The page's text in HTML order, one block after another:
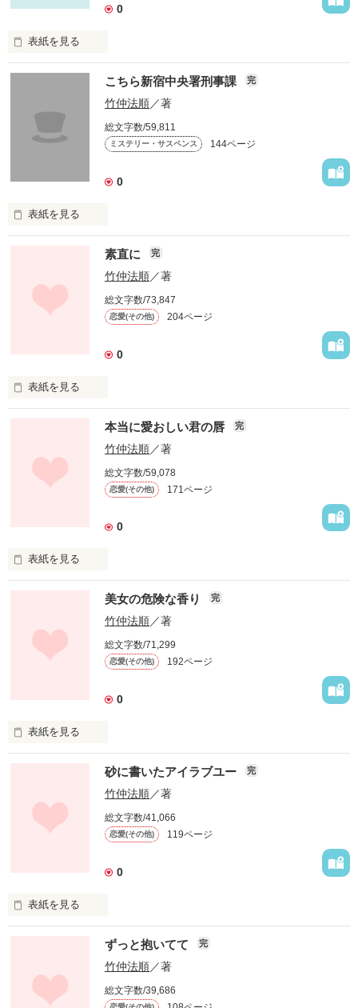
0
表紙を見る
二〇一一年四月、あたしは三月まで在籍していた開告大学文学
部の付属の院に進学した。一つ上の学年に先輩で恋人でもある
大岩謙太がいて、あたしたちは揃った形で院生となったのだ
が……。
本作は甘くも切ない青春群像劇です。どうぞよろしく！
こちら新宿中央署刑事課 完
竹仲法順／著
総文字数/59,811
ミステリー・サスペンス 144ページ
0
表紙を見る
二〇一一年一月三日の夜、新宿の目抜き通りにある前島実業の
ビル前で男性の変死体が発見された。出動要請を受けた新宿中
央署刑事課強行犯係の坂野や岩永、西谷らが他殺の線も含めて
素直に 完
竹仲法順／著
総文字数/73,847
恋愛(その他) 204ページ
0
表紙を見る
2010年の9月、僕と、同じ秋光大文学部にいる川島慧子は付き
合いながら、3年生であるにも関わらず就活をせずに大学院に
進学することをすでに決めつつあった。共にドイツ文学専攻の
僕たちは揃って院への進学を考えながら、日々歩み続けていた
のだが……。
本当に愛おしい君の唇 完
竹仲法順／著
総文字数/59,078
恋愛(その他) 171ページ
0
表紙を見る
昼間、新宿の商社で取締役として働く治登。四十代も後半を迎
え、たまたま企業間パーティーで知り合った、ＯＬで人妻の直
美と恋に落ちる。二人の育む愛の行方は一体……？
作品を読む
美女の危険な香り 完
竹仲法順／著
総文字数/71,299
恋愛(その他) 192ページ
0
表紙を見る
俺は六本木にある、オヤジから受け継いだ商社で社長をやって
いた。政略結婚させられた妻の優紀子には内緒で若い愛人の千
奈美と密会を繰り返していたのだが……。
本作は書き下ろしのケータイ官能です。読者の皆様、是非ご一
読を！
砂に書いたアイラブユー 完
竹仲法順／著
総文字数/41,066
恋愛(その他) 119ページ
0
表紙を見る
僕と奈々は北陸から九州の田舎町に出てきて、同じ大学の文学
部にいた。付き合い出して二年が経ち、僕たちは遊びに来てい
た近くの海で海水浴を楽しむのだが……。
本編は夏向けの純愛小説です。是非ご一読を！
ずっと抱いてて 完
竹仲法順／著
総文字数/39,686